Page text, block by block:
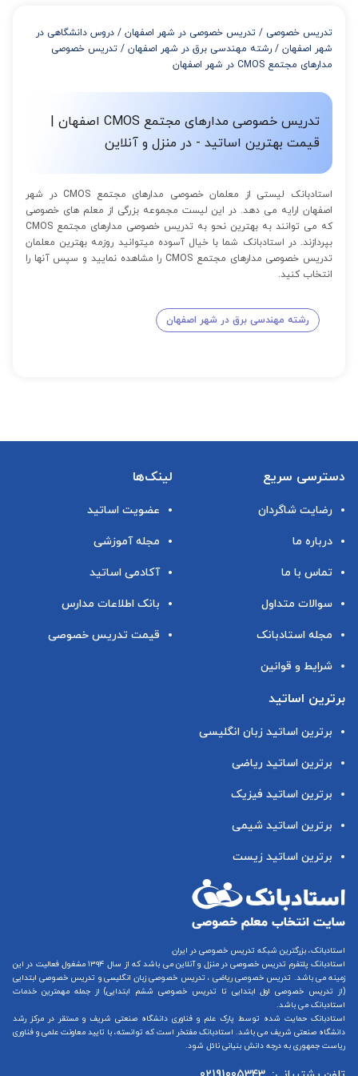
از 12 تا 15 جلسه: 7% تخفیف
از 16 تا 100 جلسه: 9% تخفیف
تدریس خصوصی / تدریس خصوصی در شهر اصفهان / دروس دانشگاهی در
شهر اصفهان / رشته مهندسی برق در شهر اصفهان / تدریس خصوصی
مدارهای مجتمع CMOS در شهر اصفهان
تدریس خصوصی مدارهای مجتمع CMOS اصفهان |
قیمت بهترین اساتید - در منزل و آنلاین
استادبانک لیستی از معلمان خصوصی مدارهای مجتمع CMOS در شهر
اصفهان ارایه می دهد. در این لیست مجموعه بزرگی از معلم های خصوصی
که می توانند به بهترین نحو به تدریس خصوصی مدارهای مجتمع CMOS
بپردازند. در استادبانک شما با خیال آسوده میتوانید روزمه بهترین معلمان
تدریس خصوصی مدارهای مجتمع CMOS را مشاهده نمایید و سپس آنها را
انتخاب کنید.
رشته مهندسی برق در شهر اصفهان
دسترسی سریع
رضایت شاگردان
درباره ما
تماس با ما
سوالات متداول
مجله استادبانک
شرایط و قوانین
لینک‌ها
عضویت اساتید
مجله آموزشی
آکادمی اساتید
بانک اطلاعات مدارس
قیمت تدریس خصوصی
برترین اساتید
برترین اساتید زبان انگلیسی
برترین اساتید ریاضی
برترین اساتید فیزیک
برترین اساتید شیمی
برترین اساتید زیست
استادبانک، بزرگترین شبکه تدریس خصوصی در ایران
استادبانک پلتفرم تدریس خصوصی در منزل و آنلاین
می باشد که از سال ۱۳۹۴ مشغول فعالیت در این
زمینه می باشد. تدریس خصوصی ریاضی ، تدریس خصوصی زبان انگلیسیو تدریس خصوصی ابتدایی
(از تدریس خصوصی اول ابتدایی تا تدریس خصوصی ششم ابتدایی) از جمله مهمترین خدمات
استادبانک می باشد.
استادبانک حمایت شده توسط پارک علم و فناوری دانشگاه صنعتی شریف و مستقر در مرکز رشد
دانشگاه صنعتی شریف می باشد. استادبانک مفتخر است که توانسته، با تایید معاونت علمی و فناوری
ریاست جمهوری به درجه دانش بنیانی نائل شود.